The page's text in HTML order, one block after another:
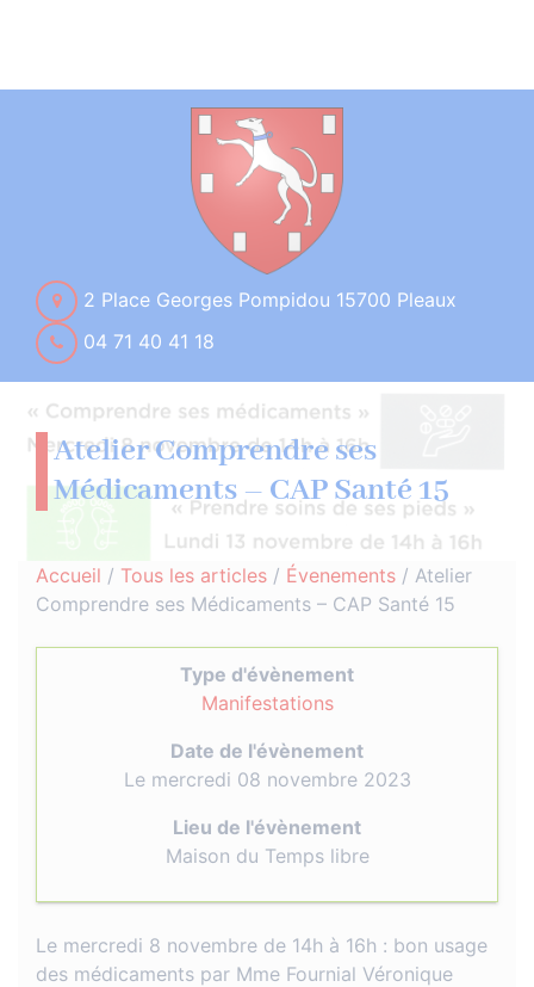
2 Place Georges Pompidou 15700 Pleaux
04 71 40 41 18
Atelier Comprendre ses
Médicaments – CAP Santé 15
Accueil / Tous les articles / Évenements / Atelier
Comprendre ses Médicaments – CAP Santé 15
Type d'évènement
Manifestations
Date de l'évènement
Le mercredi 08 novembre 2023
Lieu de l'évènement
Maison du Temps libre
Le mercredi 8 novembre de 14h à 16h : bon usage
des médicaments par Mme Fournial Véronique